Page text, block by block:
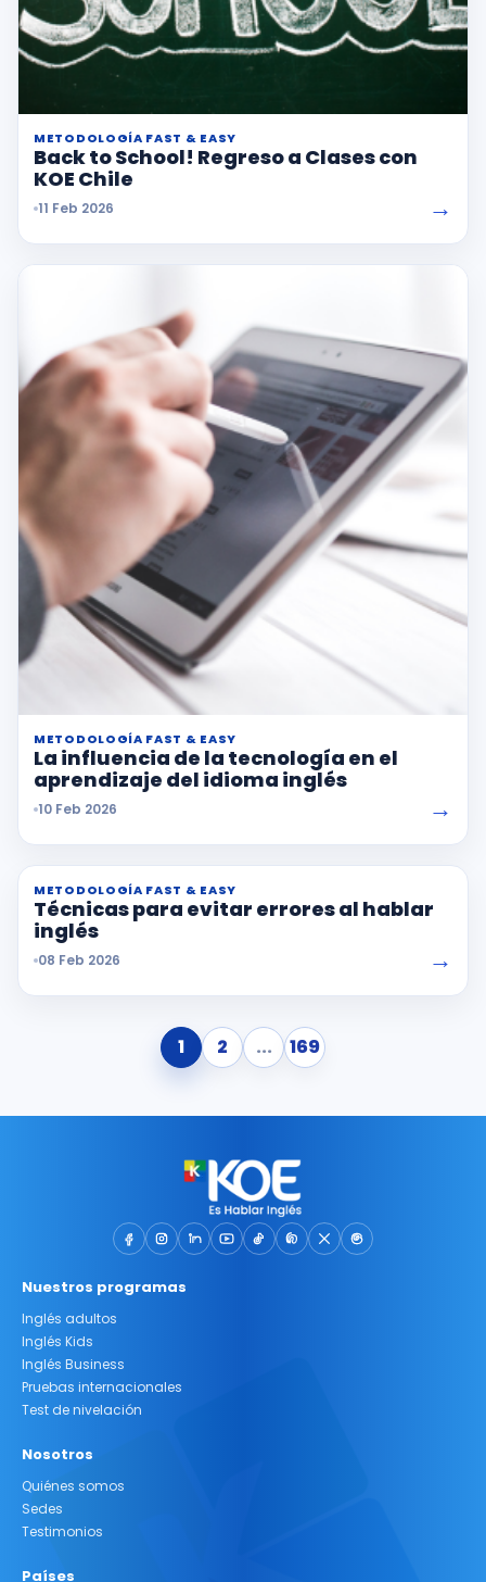
METODOLOGÍA FAST & EASY
Back to School! Regreso a Clases con
KOE Chile
11 Feb 2026 →
METODOLOGÍA FAST & EASY
La influencia de la tecnología en el
aprendizaje del idioma inglés
10 Feb 2026 →
METODOLOGÍA FAST & EASY
Técnicas para evitar errores al hablar
inglés
08 Feb 2026 →
1 2 ... 169
Nuestros programas
Inglés adultos
Inglés Kids
Inglés Business
Pruebas internacionales
Test de nivelación
Nosotros
Quiénes somos
Sedes
Testimonios
Países